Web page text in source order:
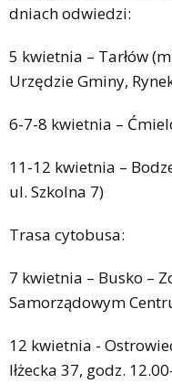
dniach odwiedzi:
5 kwietnia – Tarłów
Urzędzie Gminy,
6-7-8 kwietnia –
11-12 kwietnia –
ul. Szkolna 7)
Trasa cytobusa:
7 kwietnia – Busko –
Samorządowym
12 kwietnia -
Iłżecka 37, godz.